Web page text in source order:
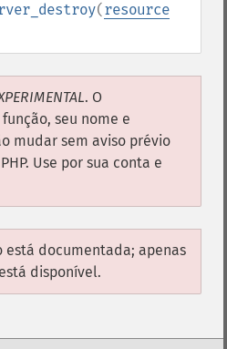
(resource
. O
seu nome e
mudar sem aviso prévio
Use por sua conta e
está documentada; apenas
disponível.